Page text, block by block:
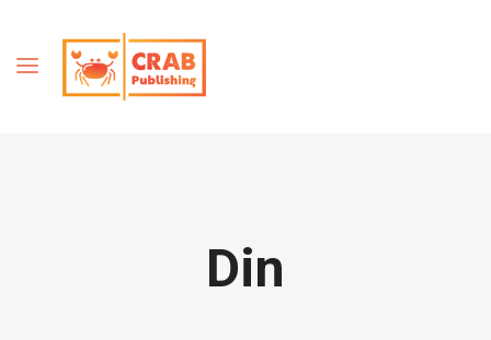
Din